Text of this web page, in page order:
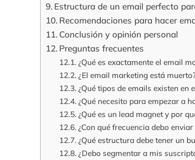
Estructura de un email perfecto
Recomendaciones para hacer
Conclusión y opinión personal
Preguntas frecuentes
¿Qué es exactamente el email
¿El email marketing está
¿Qué tipos de emails existen en
¿Qué necesito para empezar a
¿Qué es un lead magnet y por
¿Con qué frecuencia debo
¿Qué estructura debe tener un
¿Debo segmentar a mis